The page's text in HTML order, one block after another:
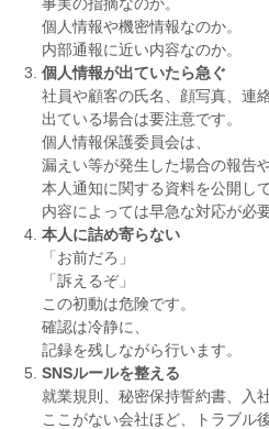
個人情報や機密情報なのか。
内部通報に近い内容なのか。
個人情報が出ていたら急ぐ
社員や顧客の氏名、顔写真、連
出ている場合は要注意です。
個人情報保護委員会は、
漏えい等が発生した場合の報告
本人通知に関する資料を公開し
内容によっては早急な対応が必要
本人に詰め寄らない
「お前だろ」
「訴えるぞ」
この初動は危険です。
確認は冷静に、
記録を残しながら行います。
SNSルールを整える
就業規則、秘密保持誓約書、入
ここがない会社ほど、トラブル